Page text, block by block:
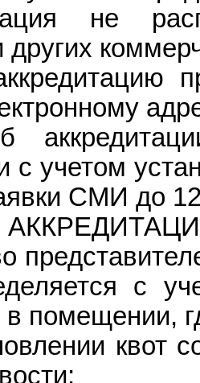
не
с учетом
СМИ до 12
с
помещении,
квот